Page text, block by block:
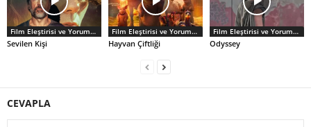
Film Eleştirisi ve Yorumlar
Sevilen Kişi
Film Eleştirisi ve Yorumlar
Hayvan Çiftliği
Film Eleştirisi ve Yorumlar
Odyssey
CEVAPLA